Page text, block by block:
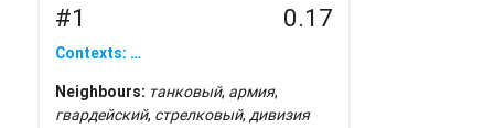
#1 0.17
Contexts: …
Neighbours: танковый, армия,
гвардейский, стрелковый,дивизия